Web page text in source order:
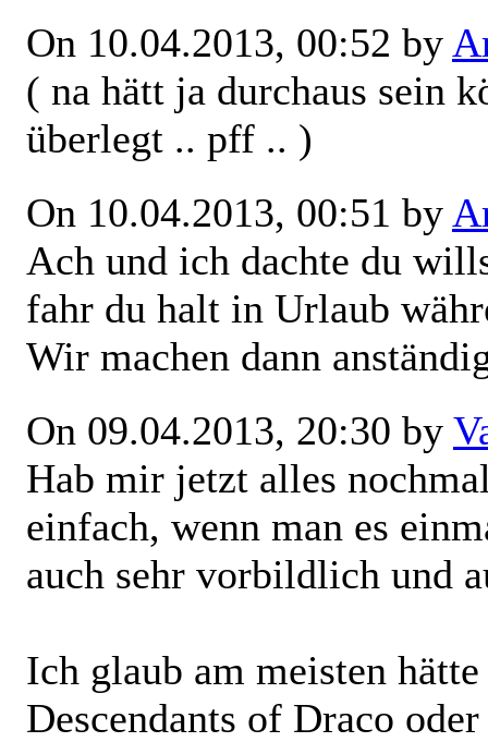
On 10.04.2013, 00:52 by
( na hätt ja durchaus sein
überlegt .. pff .. )
On 10.04.2013, 00:51 by
Ach und ich dachte du
fahr du halt in Urlaub
Wir machen dann
On 09.04.2013, 20:30 by
Hab mir jetzt alles
einfach, wenn man es
auch sehr vorbildlich und
Ich glaub am meisten
Descendants of Draco